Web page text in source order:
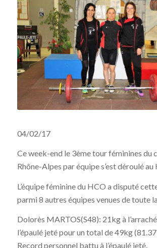
04/02/17
Ce week-end le 3ème tour féminines du
Rhône-Alpes par équipe s’est déroulé au
L’équipe féminine du HCO a disputé
parmi 8 autres équipes venues de toute
Dolorès MARTOS(S48): 21kg à
l’épaulé jeté pour un total de 49kg
Record personnel battu à l’épaulé jeté.